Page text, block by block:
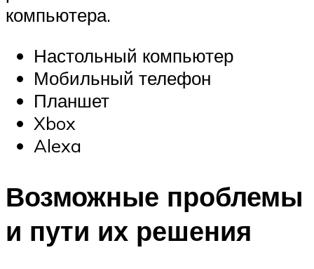
компьютера.
Настольный компьютер
Мобильный телефон
Планшет
Xbox
Alexa
Возможные проблемы
и пути их решения